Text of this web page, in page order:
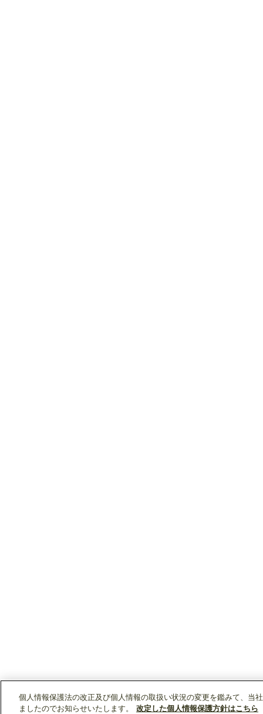
個人情報保護法の改正及び個人情報の取扱い状況の変更を鑑みて、当
ましたのでお知らせいたします。
改定した個人情報保護方針はこちら